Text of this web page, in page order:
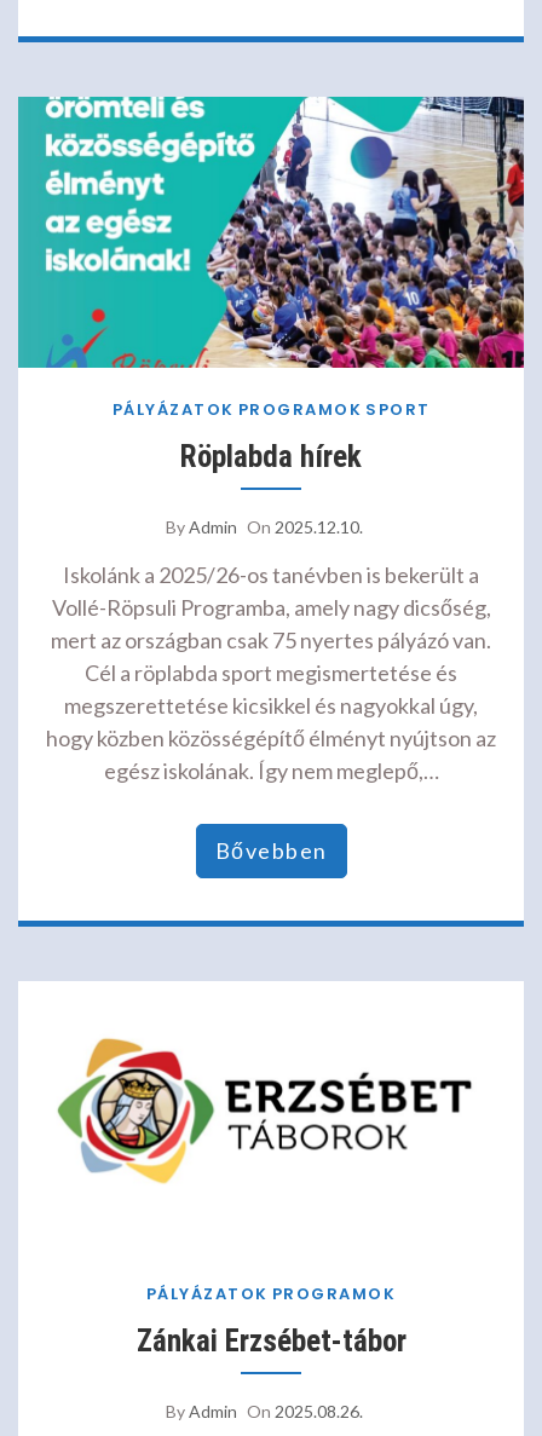
PÁLYÁZATOK PROGRAMOK SPORT
Röplabda hírek
ByAdmin On 2025.12.10.
Iskolánk a 2025/26-os tanévben is bekerült a
Vollé-Röpsuli Programba, amely nagy dicsőség,
mert az országban csak 75 nyertes pályázó van.
Cél a röplabda sport megismertetése és
megszerettetése kicsikkel és nagyokkal úgy,
hogy közben közösségépítő élményt nyújtson az
egész iskolának. Így nem meglepő,…
Bővebben
PÁLYÁZATOK PROGRAMOK
Zánkai Erzsébet-tábor
ByAdmin On 2025.08.26.